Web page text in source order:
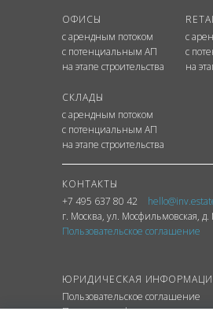
ОФИСЫ
с арендным потоком
с потенциальным АП
на этапе строительства
с
с
на
СКЛАДЫ
с арендным потоком
с потенциальным АП
на этапе строительства
КОНТАКТЫ
+7 495 637 80 42
г. Москва, ул. Мосфильмовская,
Пользовательское соглашение
ЮРИДИЧЕСКАЯ
Пользовательское соглашение
Политика конфиденциальности